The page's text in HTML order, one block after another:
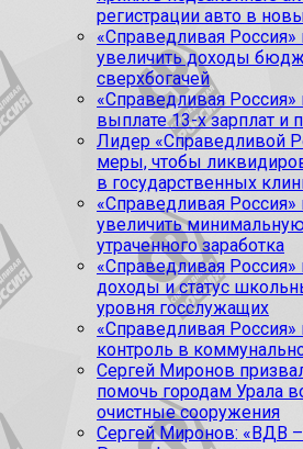
регистрации авто в
«Справедливая
увеличить доходы
сверхбогачей
«Справедливая Россия»
выплате 13-х зарплат и
Лидер «Справедливой
меры, чтобы
в государственных
«Справедливая Россия»
увеличить
утраченного заработка
«Справедливая
доходы и статус
уровня госслужащих
«Справедливая Россия»
контроль в
Сергей Миронов
помочь городам Урала
очистные сооружения
Сергей Миронов: «ВДВ –